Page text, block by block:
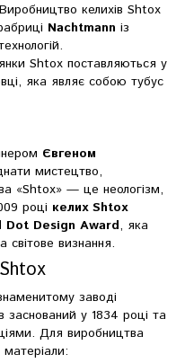
Виробництво келихів Shtox
Nachtmann із
Shtox поставляються у
яка являє собою тубус
Євгеном
мистецтво,
«Shtox» — це неологізм,
році келих Shtox
Dot Design Award, яка
світове визнання.
заводі
заснований у 1834 році та
Для виробництва